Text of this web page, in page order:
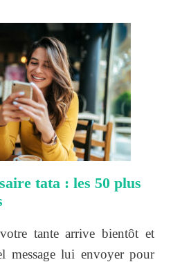
tata : les 50 plus
tante arrive bientôt et
message lui envoyer pour